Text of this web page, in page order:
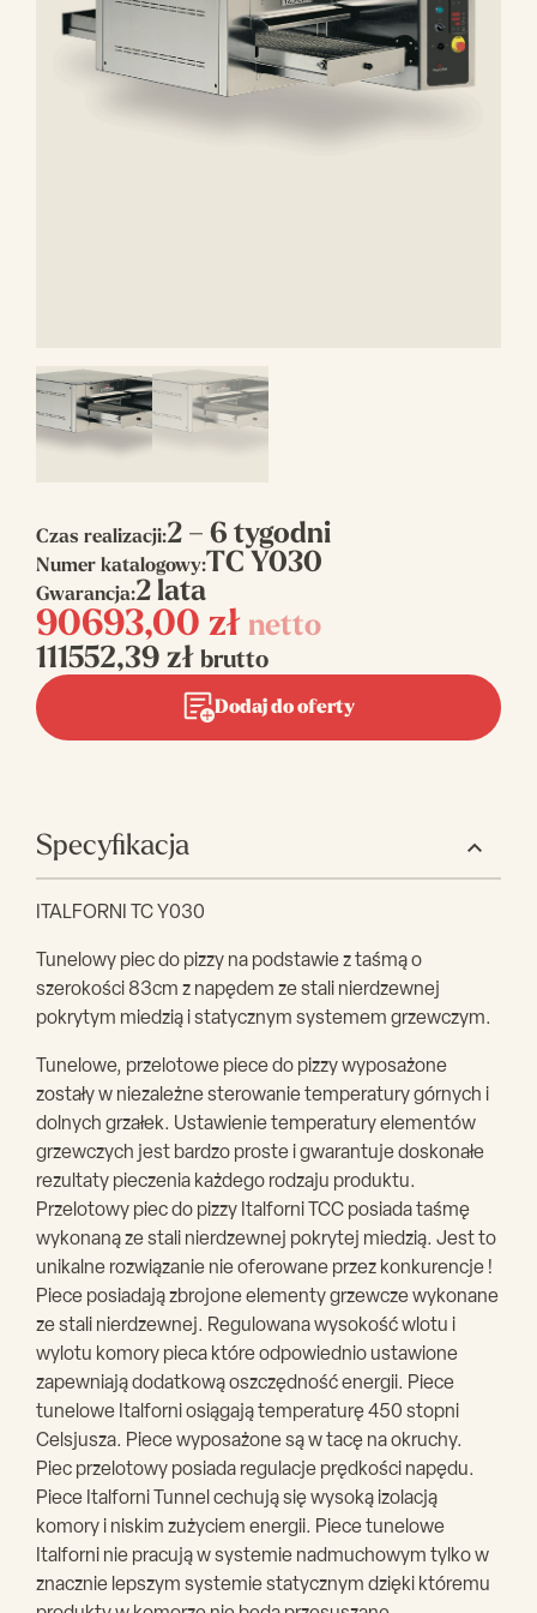
Czas realizacji:2 – 6 tygodni
Numer katalogowy:TC Y030
Gwarancja:2 lata
90693,00 zł netto
111552,39 zł brutto
Dodaj do oferty
Specyfikacja
ITALFORNI TC Y030
Tunelowy piec do pizzy na podstawie z taśmą o
szerokości 83cm z napędem ze stali nierdzewnej
pokrytym miedzią i statycznym systemem grzewczym.
Tunelowe, przelotowe piece do pizzy wyposażone
zostały w niezależne sterowanie temperatury górnych i
dolnych grzałek. Ustawienie temperatury elementów
grzewczych jest bardzo proste i gwarantuje doskonałe
rezultaty pieczenia każdego rodzaju produktu.
Przelotowy piec do pizzy Italforni TCC posiada taśmę
wykonaną ze stali nierdzewnej pokrytej miedzią. Jest to
unikalne rozwiązanie nie oferowane przez konkurencje !
Piece posiadają zbrojone elementy grzewcze wykonane
ze stali nierdzewnej. Regulowana wysokość wlotu i
wylotu komory pieca które odpowiednio ustawione
zapewniają dodatkową oszczędność energii. Piece
tunelowe Italforni osiągają temperaturę 450 stopni
Celsjusza. Piece wyposażone są w tacę na okruchy.
Piec przelotowy posiada regulacje prędkości napędu.
Piece Italforni Tunnel cechują się wysoką izolacją
komory i niskim zużyciem energii. Piece tunelowe
Italforni nie pracują w systemie nadmuchowym tylko w
znacznie lepszym systemie statycznym dzięki któremu